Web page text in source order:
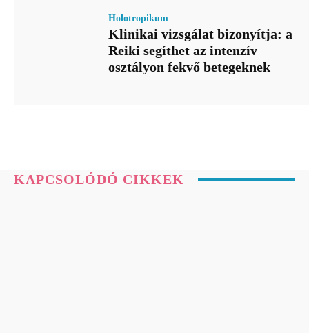
Holotropikum
Klinikai vizsgálat bizonyítja: a
Reiki segíthet az intenzív
osztályon fekvő betegeknek
KAPCSOLÓDÓ CIKKEK